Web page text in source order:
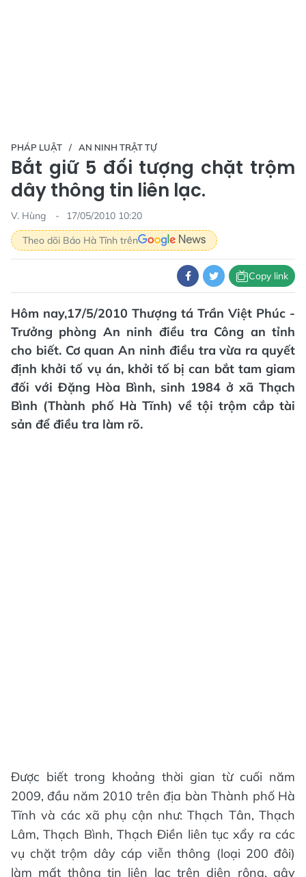
PHÁP LUẬT AN NINH TRẬT TỰ
Bắt giữ 5 đối tượng chặt trộm
dây thông tin liên lạc.
V. Hùng
17/05/2010 10:20
Theo dõi Báo Hà Tĩnh trên
Copy link
Hôm nay,17/5/2010 Thượng tá Trần Việt Phúc -
Trưởng phòng An ninh điều tra Công an tỉnh
cho biết. Cơ quan An ninh điều tra vừa ra quyết
định khởi tố vụ án, khởi tố bị can bắt tam giam
đối với Đặng Hòa Bình, sinh 1984 ở xã Thạch
Bình (Thành phố Hà Tĩnh) về tội trộm cắp tài
sản để điều tra làm rõ.
Được biết trong khoảng thời gian từ cuối năm
2009, đầu năm 2010 trên địa bàn Thành phố Hà
Tĩnh và các xã phụ cận như: Thạch Tân, Thạch
Lâm, Thạch Bình, Thạch Điền liên tục xẩy ra các
vụ chặt trộm dây cáp viễn thông (loại 200 đôi)
làm mất thông tin liên lạc trên diện rộng, gây